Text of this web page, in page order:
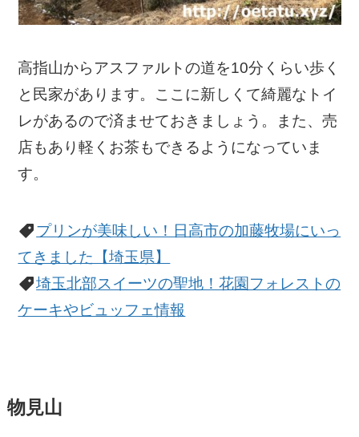
高指山からアスファルトの道を10分くらい歩く
と民家があります。ここに新しくて綺麗なトイ
レがあるので済ませておきましょう。また、売
店もあり軽くお茶もできるようになっていま
す。
プリンが美味しい！日高市の加藤牧場にいっ
てきました【埼玉県】
埼玉北部スイーツの聖地！花園フォレストの
ケーキやビュッフェ情報
物見山